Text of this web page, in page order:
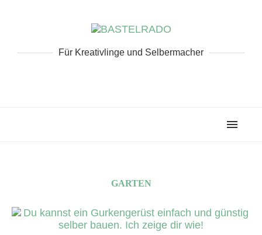
Für Kreativlinge und Selbermacher
GARTEN